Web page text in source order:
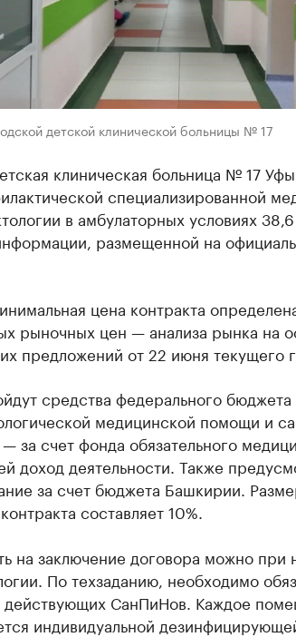
детской клинической больницы № 17
клиническая больница № 17 Уфы
специализированной
в амбулаторных условиях
размещенной на
цена контракта
рыночных цен — анализа рынка на
предложений от 22 июня текущего
средства федерального бюджета
медицинской помощи и
за счет фонда обязательного
доход деятельности. Также
за счет бюджета Башкирии.
составляет 10%.
на заключение договора можно при
По техзаданию, необходимо
СанПиНов. Каждое
индивидуальной